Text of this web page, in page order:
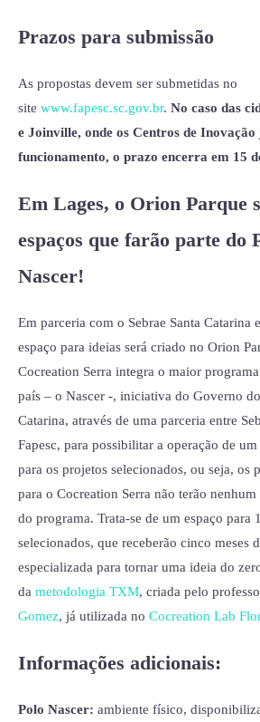
Prazos para submissão
As propostas devem ser submetidas no
site www.fapesc.sc.gov.br. No caso das
e Joinville, onde os Centros de Inovação
funcionamento, o prazo encerra em 15
Em Lages, o Orion Parque
espaços que farão parte do
Nascer!
Em parceria com o Sebrae Santa Catarina
espaço para ideias será criado no Orion
Cocreation Serra integra o maior
país – o Nascer -, iniciativa do Governo
Catarina, através de uma parceria entre
Fapesc, para possibilitar a operação de
para os projetos selecionados, ou seja, os
para o Cocreation Serra não terão
do programa. Trata-se de um espaço para
selecionados, que receberão cinco meses
especializada para tornar uma ideia do
da metodologia TXM, criada pelo
Gomez, já utilizada no Cocreation Lab
Informações adicionais:
Polo Nascer: ambiente físico,